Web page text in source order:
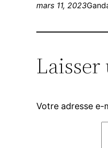
mars 11, 2023
Votre adresse e-